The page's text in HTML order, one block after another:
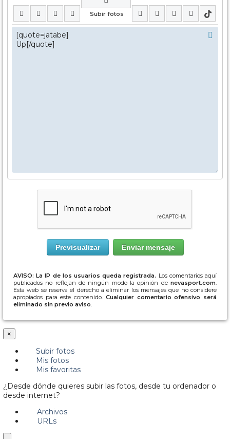
AVISO: La IP de los usuarios queda registrada. Los comentarios aquí
publicados no reflejan de ningún modo la opinión de nevasport.com.
Esta web se reserva el derecho a eliminar los mensajes que no considere
apropiados para este contenido. Cualquier comentario ofensivo será
eliminado sin previo aviso.
×
Subir fotos
Mis fotos
Mis favoritas
¿Desde dónde quieres subir las fotos, desde tu ordenador o
desde internet?
Archivos
URLs